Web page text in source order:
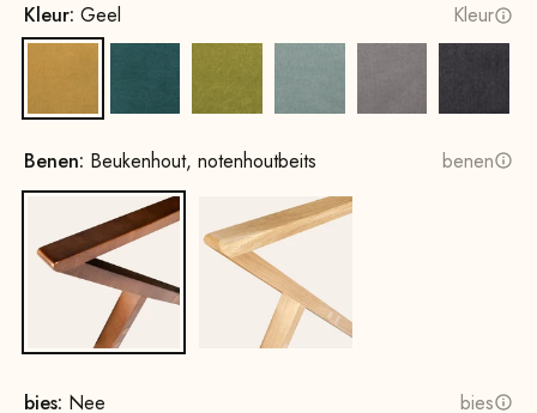
Kleur: Geel Kleur
Benen: Beukenhout, notenhoutbeits benen
Beukenhout, notenhoutbeitsEikenhout, naturel
bies: Nee bies